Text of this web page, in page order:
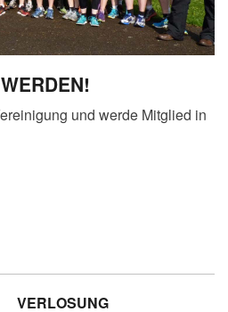
und werde Mitglied in
VERLOSUNG